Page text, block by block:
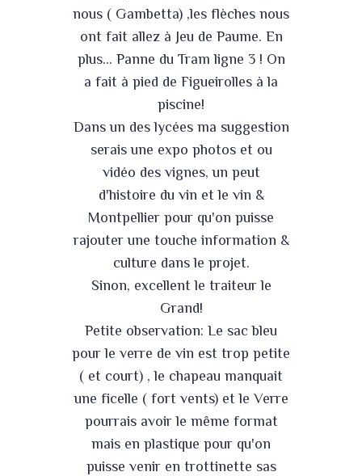
nous ( Gambetta) ,les flèches nous
ont fait allez à Jeu de Paume. En
plus... Panne du Tram ligne 3 ! On
a fait à pied de Figueirolles à la
piscine!
Dans un des lycées ma suggestion
serais une expo photos et ou
vidéo des vignes, un peut
d'histoire du vin et le vin &
Montpellier pour qu'on puisse
rajouter une touche information &
culture dans le projet.
Sinon, excellent le traiteur le
Grand!
Petite observation: Le sac bleu
pour le verre de vin est trop petite
( et court) , le chapeau manquait
une ficelle ( fort vents) et le Verre
pourrais avoir le même format
mais en plastique pour qu'on
puisse venir en trottinette sas